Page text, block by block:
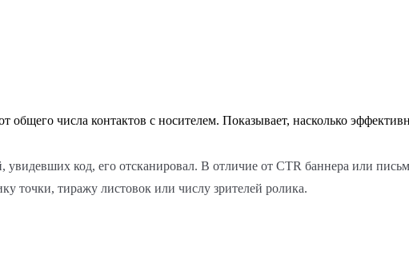
числа контактов с носителем. Показывает, насколько
код, его отсканировал. В отличие от CTR баннера или
точки, тиражу листовок или числу зрителей ролика.